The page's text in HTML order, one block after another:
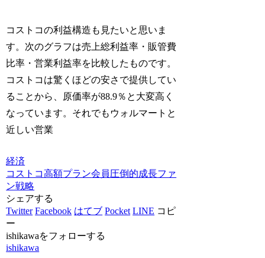
コストコの利益構造も見たいと思いま
す。次のグラフは売上総利益率・販管費
比率・営業利益率を比較したものです。
コストコは驚くほどの安さで提供してい
ることから、原価率が88.9％と大変高く
なっています。それでもウォルマートと
近しい営業
経済
コストコ高額プラン会員圧倒的成長ファ
ン戦略
シェアする
Twitter Facebook はてブ Pocket LINE コピ
ー
ishikawaをフォローする
ishikawa